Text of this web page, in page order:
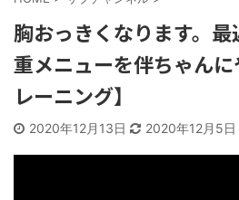
胸おっきくなります。
重メニューを伴ちゃん
レーニング】
2020年12月13日 2020年12月5日